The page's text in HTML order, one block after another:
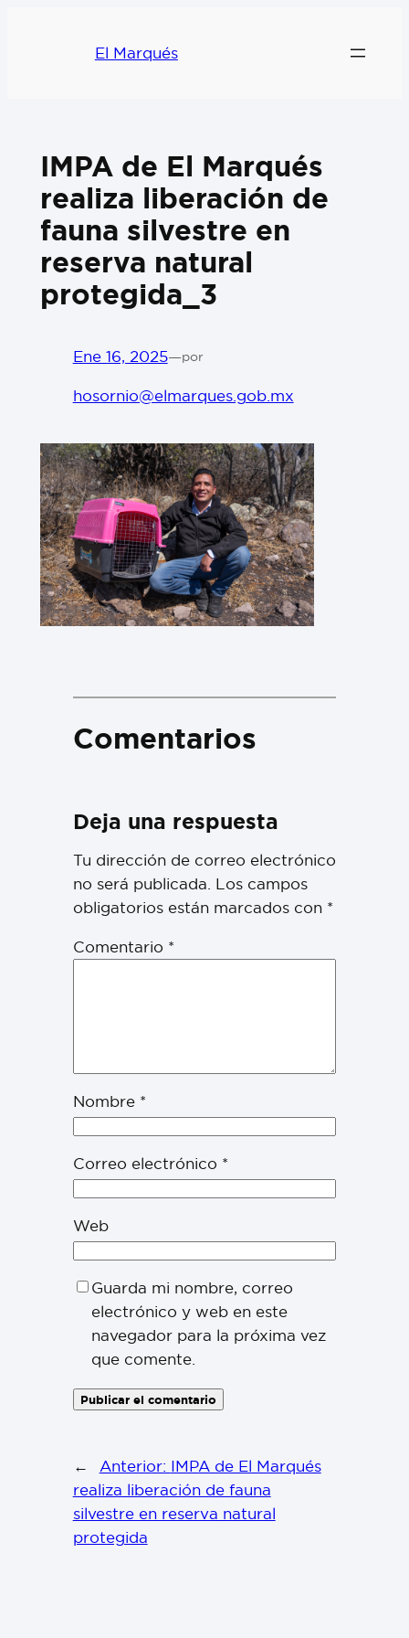
El Marqués
IMPA de El Marqués
realiza liberación de
fauna silvestre en
reserva natural
protegida_3
Ene 16, 2025—por
hosornio@elmarques.gob.mx
Comentarios
Deja una respuesta
Tu dirección de correo electrónico
no será publicada. Los campos
obligatorios están marcados con *
Comentario *
Nombre *
Correo electrónico *
Web
Guarda mi nombre, correo
electrónico y web en este
navegador para la próxima vez
que comente.
← Anterior: IMPA de El Marqués
realiza liberación de fauna
silvestre en reserva natural
protegida